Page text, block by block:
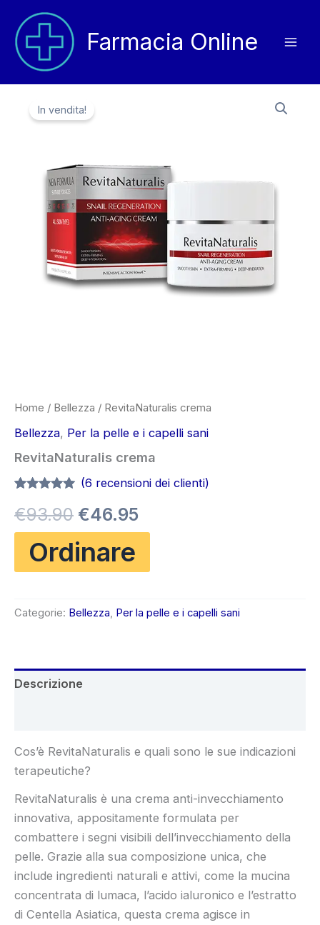
contenuto
Farmacia Online
In vendita!
Home / Bellezza / RevitaNaturalis crema
Bellezza, Per la pelle e i capelli sani
RevitaNaturalis crema
su 5 su
base di
recensioni
(6 recensioni dei clienti)
€93.90 Il
prezzo
originale
€46.95
attuale
Ordinare
Categorie: Bellezza, Per la pelle e i capelli sani
Descrizione
Cos’è RevitaNaturalis e quali sono le sue indicazioni
terapeutiche?
RevitaNaturalis è una crema anti-invecchiamento
innovativa, appositamente formulata per
combattere i segni visibili dell’invecchiamento della
pelle. Grazie alla sua composizione unica, che
include ingredienti naturali e attivi, come la mucina
concentrata di lumaca, l’acido ialuronico e l’estratto
di Centella Asiatica, questa crema agisce in